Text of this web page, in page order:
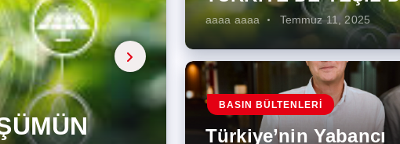
İlk
onarıcı
Enerji
İş Kısa
Artması
aaaa aaaa Temmuz 11, 2025
BASIN BÜLTENLERI
Türkiye’nin Yabancı